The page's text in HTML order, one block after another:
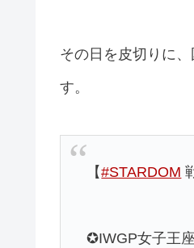
その日を皮切りに
す。
【#STARDOM
✪IWGP女子王座